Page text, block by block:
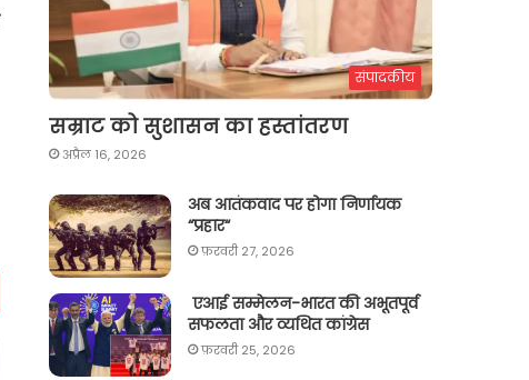
संपादकीय
सम्राट को सुशासन का हस्तांतरण
अप्रैल 16, 2026
अब आतंकवाद पर होगा निर्णायक
“प्रहार“
फ़रवरी 27, 2026
एआई सम्मेलन-भारत की अभूतपूर्व
सफलता और व्यथित कांग्रेस
फ़रवरी 25, 2026